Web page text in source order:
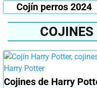
Cojín perros 2024
Cojines de Harry